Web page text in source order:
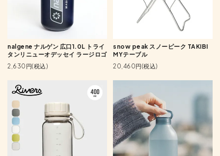
nalgene ナルゲン 広口1.0L トライ
タンリニューオデッセイ ラージロゴ
2,630円(税込)
snow peak スノーピーク TAKIBI
MYテーブル
20,460円(税込)